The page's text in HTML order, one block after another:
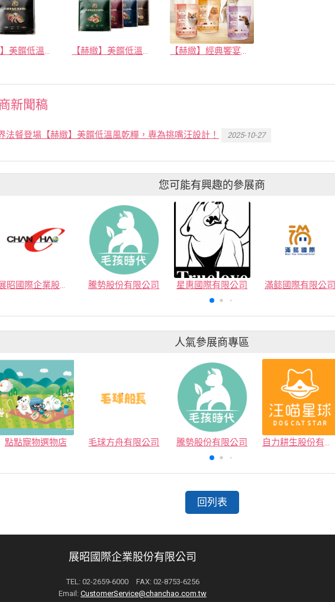
【赫緻】美饌低溫風乾糧(鹿肉) 【赫緻】美饌低溫風乾糧(雞/羊/牛/火雞) 【赫緻】經典饗宴鮮肉糧
新聞稿
法餐登場【赫緻】美饌低溫風乾糧，專為挑嘴汪設計！ 2025-10-27
您可能有興趣的參展商
展昭國際企業股份有限公司 騰勢股份有限公司 星惠國際有限公司 滿懿國際有限公司
人氣參展商專區
點點寵物選物店 毛球方舟有限公司 騰勢股份有限公司
回列表
展昭國際企業股份有限公司
TEL: 02-2659-6000 FAX: 02-8753-6256
Email: CustomerService@chanchao.com.tw